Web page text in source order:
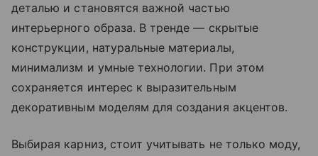
деталью и становятся важной частью
интерьерного образа. В тренде — скрытые
конструкции, натуральные материалы,
минимализм и умные технологии. При этом
сохраняется интерес к выразительным
декоративным моделям для создания акцентов.
Выбирая карниз, стоит учитывать не только моду,